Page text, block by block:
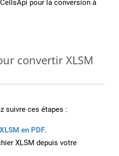
pour la conversion à
convertir XLSM
suivre ces étapes :
XLSM en PDF.
XLSM depuis votre